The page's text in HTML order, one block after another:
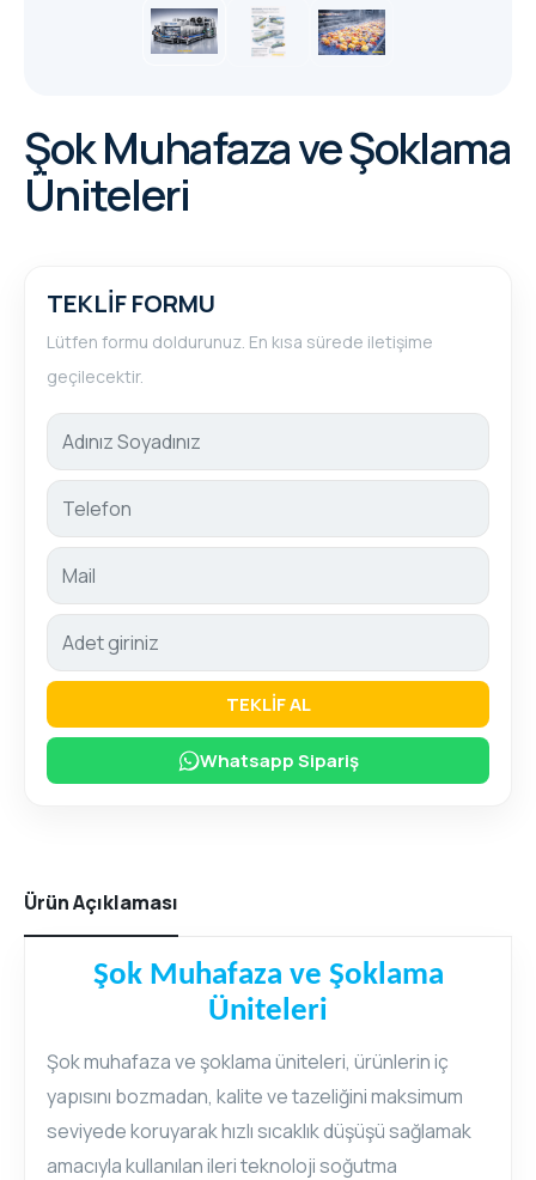
Şok Muhafaza ve Şoklama
Üniteleri
TEKLİF FORMU
Lütfen formu doldurunuz. En kısa sürede iletişime
geçilecektir.
TEKLİF AL
Whatsapp Sipariş
Ürün Açıklaması
Şok Muhafaza ve Şoklama
Üniteleri
Şok muhafaza ve şoklama üniteleri, ürünlerin iç
yapısını bozmadan, kalite ve tazeliğini maksimum
seviyede koruyarak hızlı sıcaklık düşüşü sağlamak
amacıyla kullanılan ileri teknoloji soğutma